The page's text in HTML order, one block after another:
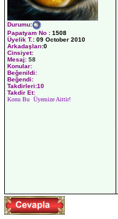
Durumu:
Papatyam No : 1508
Üyelik T.: 09 October 2010
Arkadaşları:0
Cinsiyet:
Mesaj: 58
Konular:
Beğenildi:
Beğendi:
Takdirleri:10
Takdir Et:
Konu Bu Üyemize Aittir!